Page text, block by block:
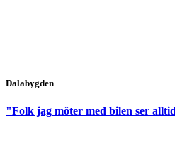
Dalabygden
"Folk jag möter med bilen ser